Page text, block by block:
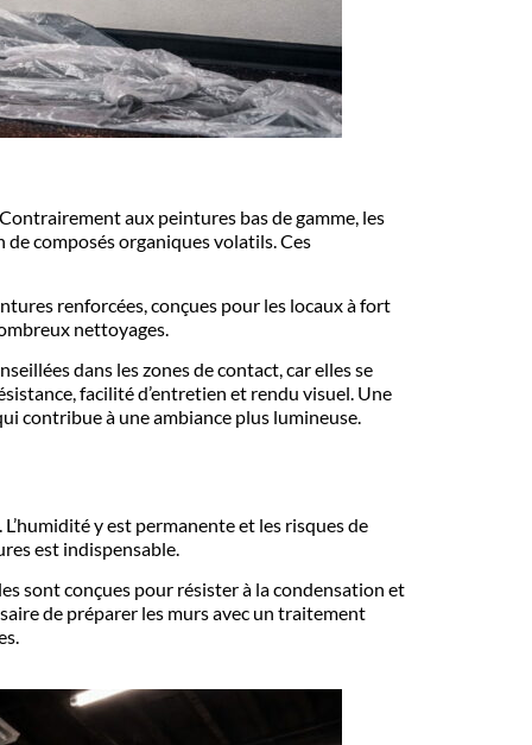
aux peintures bas de gamme, les
composés organiques volatils. Ces
renforcées, conçues pour les locaux à fort
nettoyages.
dans les zones de contact, car elles se
facilité d’entretien et rendu visuel. Une
contribue à une ambiance plus lumineuse.
y est permanente et les risques de
est indispensable.
sont conçues pour résister à la condensation et
de préparer les murs avec un traitement